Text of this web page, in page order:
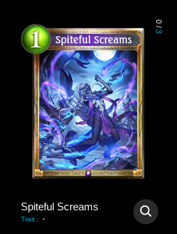
0
/
3
Spiteful Screams
Trait : -